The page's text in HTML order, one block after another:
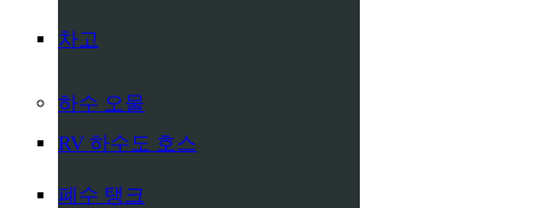
차고
하수 오물
RV 하수도 호스
폐수 탱크